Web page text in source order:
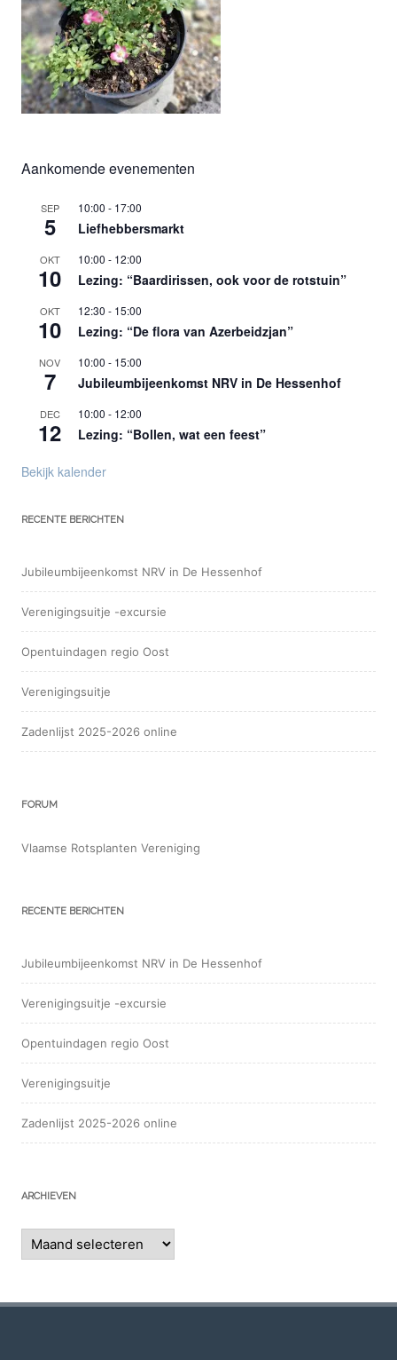
Aankomende evenementen
SEP
5
10:00 - 17:00
Liefhebbersmarkt
OKT
10
10:00 - 12:00
Lezing: “Baardirissen, ook voor de rotstuin”
OKT
10
12:30 - 15:00
Lezing: “De flora van Azerbeidzjan”
NOV
7
10:00 - 15:00
Jubileumbijeenkomst NRV in De Hessenhof
DEC
12
10:00 - 12:00
Lezing: “Bollen, wat een feest”
Bekijk kalender
RECENTE BERICHTEN
Jubileumbijeenkomst NRV in De Hessenhof
Verenigingsuitje -excursie
Opentuindagen regio Oost
Verenigingsuitje
Zadenlijst 2025-2026 online
FORUM
Vlaamse Rotsplanten Vereniging
RECENTE BERICHTEN
Jubileumbijeenkomst NRV in De Hessenhof
Verenigingsuitje -excursie
Opentuindagen regio Oost
Verenigingsuitje
Zadenlijst 2025-2026 online
ARCHIEVEN